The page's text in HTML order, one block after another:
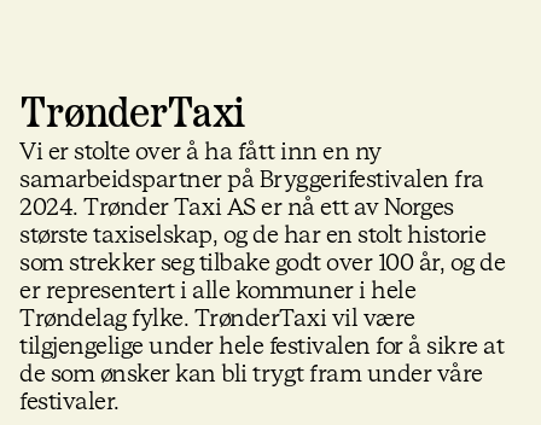
TrønderTaxi
Vi er stolte over å ha fått inn en ny
samarbeidspartner på Bryggerifestivalen fra
2024. Trønder Taxi AS er nå ett av Norges
største taxiselskap, og de har en stolt historie
som strekker seg tilbake godt over 100 år, og de
er representert i alle kommuner i hele
Trøndelag fylke. TrønderTaxi vil være
tilgjengelige under hele festivalen for å sikre at
de som ønsker kan bli trygt fram under våre
festivaler.